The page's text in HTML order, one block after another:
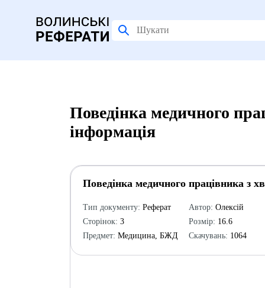
Поведінка медичного
інформація
Поведінка медичного працівника з
Тип документу: Реферат
Сторінок: 3
Предмет: Медицина, БЖД
Автор: Олексій
Розмір: 16.6
Скачувань: 1064